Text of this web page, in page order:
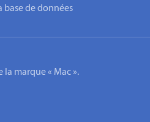
base de données
la marque « Mac ».